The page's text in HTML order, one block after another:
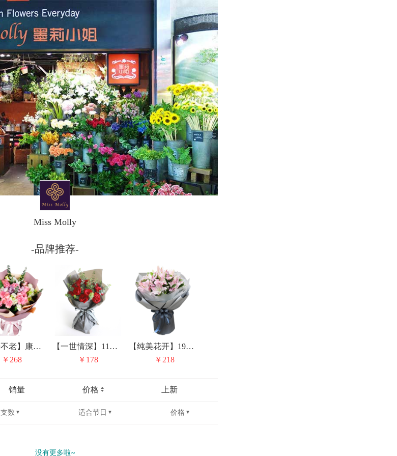
Miss Molly
-品牌推荐-
【时光不老】康乃馨百合花混搭精品花束
￥268
【一世情深】11朵红玫瑰精品花束
￥178
【纯美花开】19朵粉百合花束
￥218
销量 价格 上新
支数 适合节日 价格
没有更多啦~